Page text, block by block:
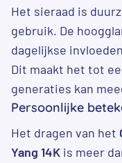
Het sieraad is
gebruik. De
dagelijkse
Dit maakt het tot
generaties kan
Persoonlijke
Het dragen van het
Yang 14K is meer